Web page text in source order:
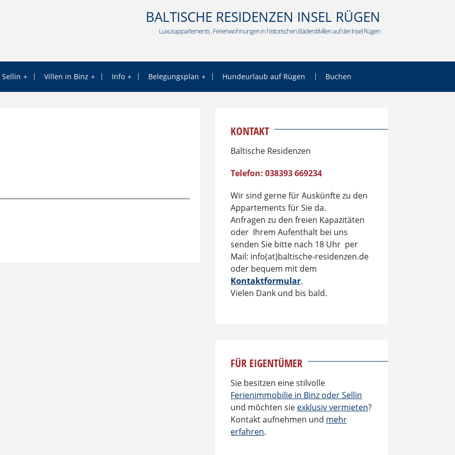
BALTISCHE RESIDENZEN INSEL RÜGEN
Luxusappartements . Ferienwohnungen in historischen Bäderstilvillen auf der Insel Rügen
Villen in Binz Info Belegungsplan Hundeurlaub auf Rügen Buchen
KONTAKT
Baltische Residenzen
Telefon: 038393 669234
Wir sind gerne für Auskünfte zu den
Appartements für Sie da.
Anfragen zu den freien Kapazitäten
oder Ihrem Aufenthalt bei uns
senden Sie bitte nach 18 Uhr per
Mail: info(at)baltische-residenzen.de
oder bequem mit dem
Kontaktformular.
Vielen Dank und bis bald.
FÜR EIGENTÜMER
Sie besitzen eine stilvolle
Ferienimmobilie in Binz oder Sellin
und möchten sie exklusiv vermieten?
Kontakt aufnehmen und mehr
erfahren.